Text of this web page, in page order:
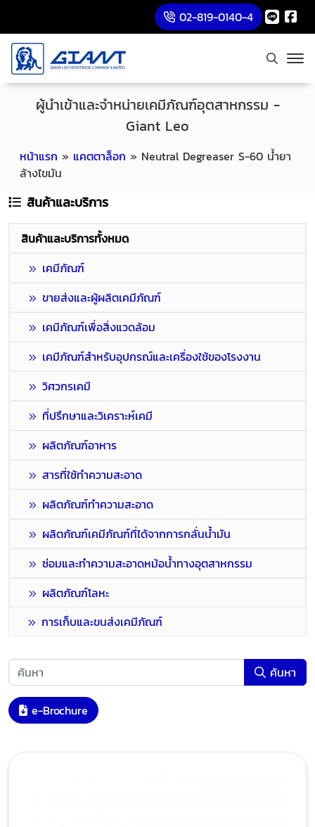
02-819-0140-4
หน้าแรก » แคตตาล็อก » Neutral Degreaser S-60 น้ำยา
ล้างไขมัน
ผู้นำเข้าและจำหน่ายเคมีภัณฑ์อุตสาหกรรม -
Giant Leo
สินค้าและบริการ
สินค้าและบริการทั้งหมด
เคมีภัณฑ์
ขายส่งและผู้ผลิตเคมีภัณฑ์
เคมีภัณฑ์เพื่อสิ่งแวดล้อม
เคมีภัณฑ์สำหรับอุปกรณ์และเครื่องใช้ของโรงงาน
วิศวกรเคมี
ที่ปรึกษาและวิเคราะห์เคมี
ผลิตภัณฑ์อาหาร
สารที่ใช้ทำความสะอาด
ผลิตภัณฑ์ทำความสะอาด
ผลิตภัณฑ์เคมีภัณฑ์ที่ได้จากการกลั่นน้ำมัน
ซ่อมและทำความสะอาดหม้อน้ำทางอุตสาหกรรม
ผลิตภัณฑ์โลหะ
การเก็บและขนส่งเคมีภัณฑ์
ค้นหา
e-Brochure